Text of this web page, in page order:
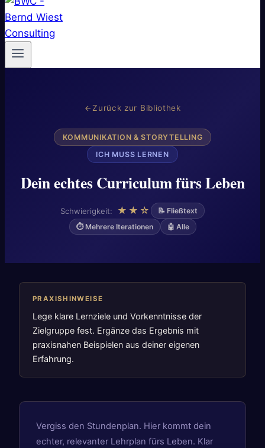
Zurück zur Bibliothek
KOMMUNIKATION & STORYTELLING
ICH MUSS LERNEN
Dein echtes Curriculum fürs Leben
Schwierigkeit: ★★☆
📝 Fließtext
⏱ Mehrere Iterationen
🤖 Alle
PRAXISHINWEISE
Lege klare Lernziele und Vorkenntnisse der
Zielgruppe fest. Ergänze das Ergebnis mit
praxisnahen Beispielen aus deiner eigenen
Erfahrung.
Vergiss den Stundenplan. Hier kommt dein
echter, relevanter Lehrplan fürs Leben. Klar